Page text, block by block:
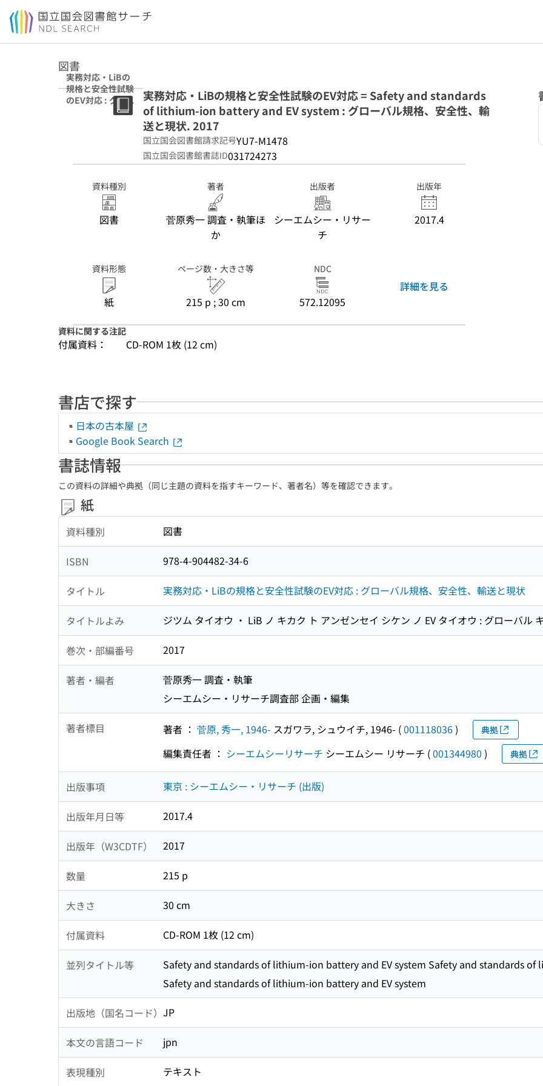
本文へ移動
図書
実務対応・LiBの
規格と安全性試験
のEV対応 : グロー
バル規格、安全
実務対応・LiBの規格と安全性試験のEV対応 = Safety and standards
of lithium-ion battery and EV system : グローバル規格、安全性、輸
送と現状. 2017
国立国会図書館請求記号YU7-M1478
国立国会図書館書誌ID031724273
資料種別
図書
著者
菅原秀一 調査・執筆ほ
か
出版者
シーエムシー・リサー
チ
出版年
2017.4
資料形態
紙
ページ数・大きさ等
215 p ; 30 cm
NDC
572.12095
詳細を見る
資料に関する注記
付属資料： CD-ROM 1枚 (12 cm)
書店で探す
日本の古本屋
Google Book Search
書誌情報
この資料の詳細や典拠（同じ主題の資料を指すキーワード、著者名）等を確認できます。
紙
資料種別 図書
ISBN 978-4-904482-34-6
タイトル 実務対応・LiBの規格と安全性試験のEV対応 : グローバル規格、安全性、輸送と現状
タイトルよみ ジツム タイオウ ・ LiB ノ キカク ト アンゼンセイ シケン ノ EV タイオウ : グローバル
巻次・部編番号 2017
著者・編者
菅原秀一 調査・執筆
シーエムシー・リサーチ調査部 企画・編集
著者標目 著者 ： 菅原, 秀一, 1946- スガワラ, シュウイチ, 1946- (001118036) 典拠
編集責任者 ： シーエムシーリサーチ シーエムシー リサーチ (001344980 ) 典拠
出版事項 東京 : シーエムシー・リサーチ (出版)
出版年月日等 2017.4
出版年（W3CDTF） 2017
数量 215 p
大きさ 30 cm
付属資料 CD-ROM 1枚 (12 cm)
並列タイトル等
Safety and standards of lithium-ion battery and EV system Safety and standards of
Safety and standards of lithium-ion battery and EV system
出版地（国名コード） JP
本文の言語コード jpn
表現種別
テキスト